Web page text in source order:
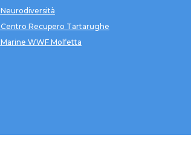
Neurodiversità
Centro Recupero Tartarughe
Marine WWF Molfetta